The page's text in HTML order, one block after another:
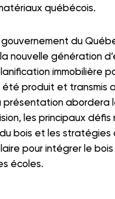
québécois.
gouvernement du
nouvelle génération
immobilière
été produit et transmis
présentation abordera
les principaux défis
du bois et les
pour intégrer le
écoles.